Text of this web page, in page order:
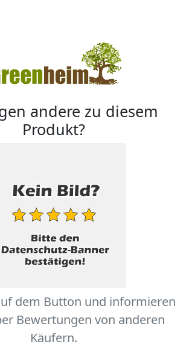
andere zu diesem
Produkt?
dem Button und informieren
Bewertungen von anderen
Käufern.